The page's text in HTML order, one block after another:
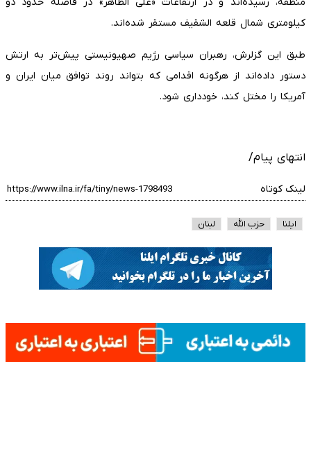
کیلومتری شمال قلعه الشقیف مستقر شده‌اند.
طبق این گزلرش، رهبران سیاسی رژیم صهیونیستی پیش‌تر به ارتش
دستور داده‌اند از هرگونه اقدامی که بتواند روند توافق میان ایران و
آمریکا را مختل کند، خودداری شود.
انتهای پیام/
لینک کوتاه
ایلنا حزب الله لبنان